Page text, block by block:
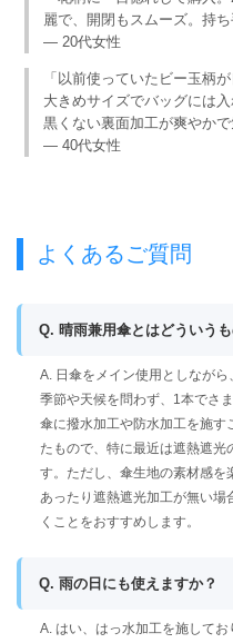
麗で、開閉もスムーズ。持
— 20代女性
「以前使っていたビー玉柄
大きめサイズでバッグには
黒くない裏面加工が爽やかで
— 40代女性
よくあるご質問
Q. 晴雨兼用傘とはどういう
A. 日傘をメイン使用としながら
季節や天候を問わず、1本でさ
傘に撥水加工や防水加工を施す
たもので、特に最近は遮熱遮光
す。ただし、傘生地の素材感を
あったり遮熱遮光加工が無い場
くことをおすすめします。
Q. 雨の日にも使えますか？
A. はい、はっ水加工を施して